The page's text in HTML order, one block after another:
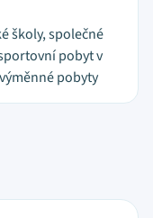
školy, společné
pobyt v
pobyty